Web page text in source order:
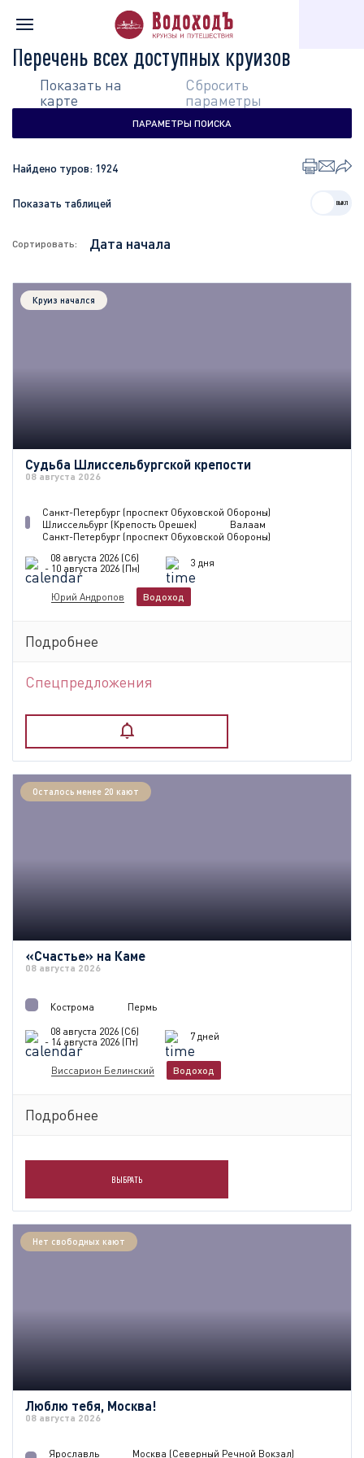
Главная Перечень всех доступных круизов
Перечень всех доступных круизов
Показать на
карте
Сбросить
параметры
ПАРАМЕТРЫ ПОИСКА
Показать таблицей
Найдено туров: 1924
Сортировать:
Круиз начался
Судьба Шлиссельбургской крепости
08 августа 2026
Санкт-Петербург (проспект Обуховской Обороны)
Шлиссельбург (Крепость Орешек)
Валаам
Санкт-Петербург (проспект Обуховской Обороны)
08 августа 2026 (Сб)
- 10 августа 2026 (Пн)
3 дня
Юрий Андропов Водоход
Подробнее
Спецпредложения
Осталось менее 20 кают
«Счастье» на Каме
08 августа 2026
Кострома
Пермь
08 августа 2026 (Сб)
- 14 августа 2026 (Пт)
7 дней
Виссарион Белинский Водоход
Подробнее
ВЫБРАТЬ
Нет свободных кают
Люблю тебя, Москва!
08 августа 2026
Ярославль Москва (Северный Речной Вокзал)